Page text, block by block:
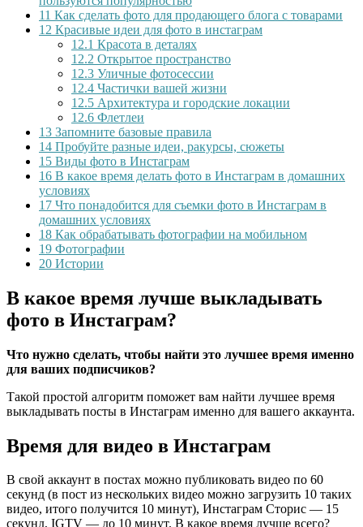
11 Как сделать фото для продающего блога с товарами
12 Красивые идеи для фото в инстаграм
12.1 Красота в деталях
12.2 Открытое пространство
12.3 Уличные фотосессии
12.4 Частички вашей жизни
12.5 Архитектура и городские локации
12.6 Флетлеи
13 Запомните базовые правила
14 Пробуйте разные идеи, ракурсы, сюжеты
15 Виды фото в Инстаграм
16 В какое время делать фото в Инстаграм в домашних
условиях
17 Что понадобится для съемки фото в Инстаграм в
домашних условиях
18 Как обрабатывать фотографии на мобильном
19 Фотографии
20 Истории
В какое время лучше выкладывать
фото в Инстаграм?
Что нужно сделать, чтобы найти это лучшее время именно
для ваших подписчиков?
Такой простой алгоритм поможет вам найти лучшее время
выкладывать посты в Инстаграм именно для вашего аккаунта.
Время для видео в Инстаграм
В свой аккаунт в постах можно публиковать видео по 60
секунд (в пост из нескольких видео можно загрузить 10 таких
видео, итого получится 10 минут), Инстаграм Сторис — 15
секунд, IGTV — до 10 минут. В какое время лучше всего?